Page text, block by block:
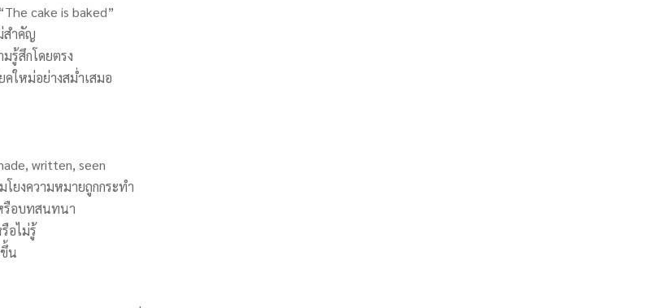
cake is baked”
สำคัญ
รู้สึกโดยตรง
คใหม่อย่างสม่ำเสมอ
written, seen
ยงความหมายถูกกระทำ
รือบทสนทนา
อไม่รู้
น